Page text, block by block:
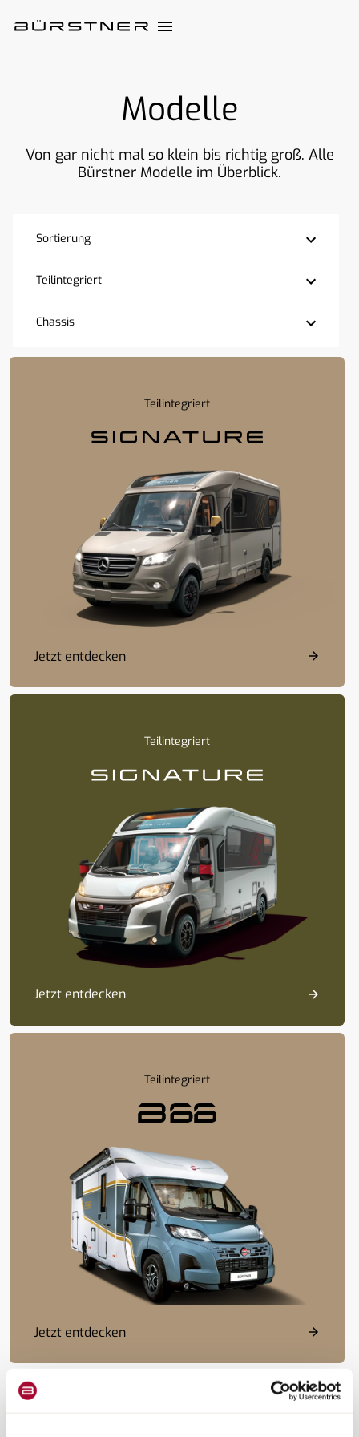
Modelle
Von gar nicht mal so klein bis richtig groß. Alle
Bürstner Modelle im Überblick.
Sortierung
Teilintegriert
Chassis
Teilintegriert
Jetzt entdecken
Teilintegriert
Jetzt entdecken
Teilintegriert
Jetzt entdecken